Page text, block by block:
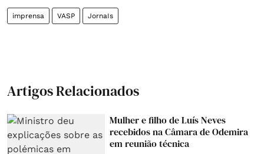
imprensa VASP JornaIs
Artigos Relacionados
Mulher e filho de Luís Neves
recebidos na Câmara de Odemira
em reunião técnica